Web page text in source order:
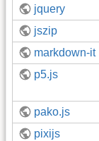
jquery
jszip
markdown-it
p5.js
pako.js
pixijs